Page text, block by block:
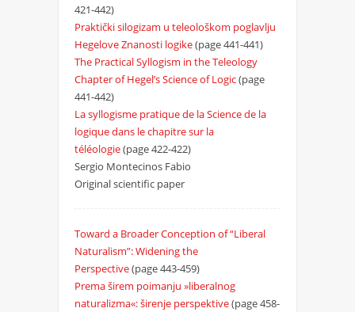
421-442)
Praktički silogizam u teleološkom poglavlju
Hegelove Znanosti logike(page 441-441)
The Practical Syllogism in the Teleology
Chapter of Hegelʼs Science of Logic(page
441-442)
La syllogisme pratique de la Science de la
logique dans le chapitre sur la
téléologie(page 422-422)
Sergio Montecinos Fabio
Original scientific paper
Toward a Broader Conception of “Liberal
Naturalism”: Widening the
Perspective(page 443-459)
Prema širem poimanju »liberalnog
naturalizma«: širenje perspektive(page 458-